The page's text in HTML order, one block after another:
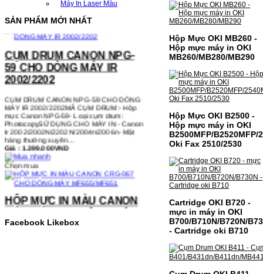
Máy In Laser Màu
SẢN PHẨM MỚI NHẤT
CỤM DRUM CANON NPG-
59 CHO DÒNG MÁY IR
2002/2202
CỤM DRUM CANON NPG-59 CHO DÒNG
MÁY IR 2002/2202MÃ CỤM DRUM:- Hộp
mực Canon NPG-59- Loại cụm drum:
PhotocopySỬ DỤNG CHO MÁY IN:- Canon
Ir 2002/2002N/2202N/2004n/2006n- Mặt
hàng thường xuyên…
Giá : 1.399.000VND
Chọn mua
HỘP MỰC IN MÀU CANON
CRG-067 CHO DÒNG MÁY
MF655/MF651
HỘP MỰC IN MÀU CANON CRG-067 CHO
Facebook Likebox
Hộp Mực OKI MB260 -
Hộp mực máy in OKI
MB260/MB280/MB290
Hộp Mực OKI B2500 -
Hộp mực máy in OKI
B2500MFP/B2520MFP/
Oki Fax 2510/2530
Cartridge OKI B720 -
mực in máy in OKI
B700/B710N/B720N/
- Cartridge oki B710